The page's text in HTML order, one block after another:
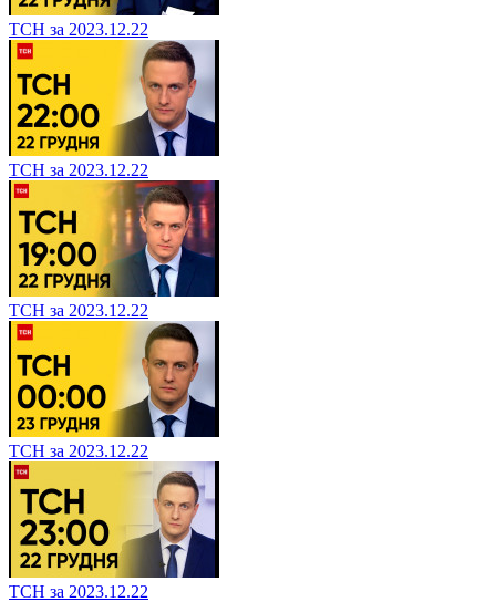
ТСН за 2023.12.22
ТСН за 2023.12.22
ТСН за 2023.12.22
ТСН за 2023.12.22
ТСН за 2023.12.22